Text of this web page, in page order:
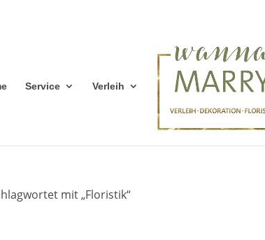
Service Verleih
mit „Floristik“